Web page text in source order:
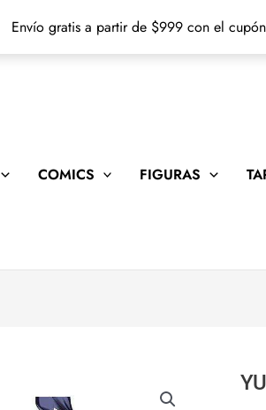
Envío gratis a partir de $999 con el
COMICS FIGURAS